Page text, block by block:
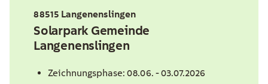
88515 Langenenslingen
Solarpark Gemeinde
Langenenslingen
Zeichnungsphase: 08.06. - 03.07.2026